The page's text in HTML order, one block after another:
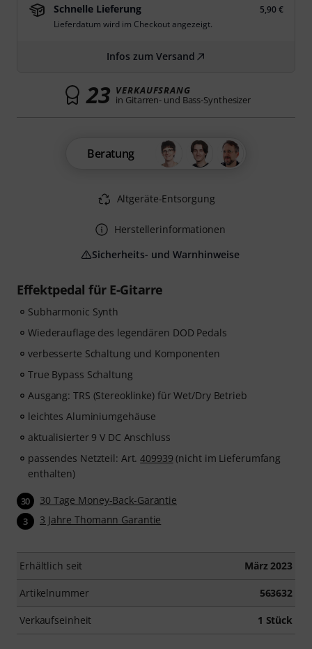
Effektpedal für E-Gitarre
Subharmonic Synth
Wiederauflage des legendären DOD Pedals
verbesserte Schaltung und Komponenten
True Bypass Schaltung
Ausgang: TRS (Stereoklinke) für Wet/Dry Betrieb
leichtes Aluminiumgehäuse
aktualisierter 9 V DC Anschluss
passendes Netzteil: Art.409939 (nicht im Lieferumfang
enthalten)
30 30 Tage Money-Back-Garantie
3 3 Jahre Thomann Garantie
Erhältlich seit März 2023
Artikelnummer 563632
Verkaufseinheit 1 Stück
Schnelle Lieferung
5,90 €
Lieferdatum wird im Checkout angezeigt.
Infos zum Versand
23 VERKAUFSRANG
in Gitarren- und Bass-Synthesizer
Beratung
Altgeräte-Entsorgung
Herstellerinformationen
Sicherheits- und Warnhinweise